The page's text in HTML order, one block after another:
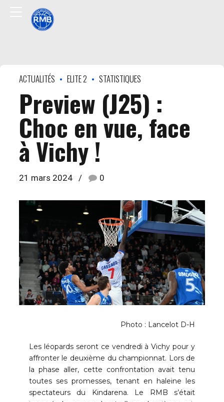
ACTUALITÉS ELITE 2 STATISTIQUES
Preview (J25) :
Choc en vue, face
à Vichy !
21 mars 2024 0
Photo : Lancelot D-H
Les léopards seront ce vendredi à Vichy pour y
affronter le deuxième du championnat. Lors de
la phase aller, cette confrontation avait tenu
toutes ses promesses, tenant en haleine les
spectateurs du Kindarena. Le RMB s’était